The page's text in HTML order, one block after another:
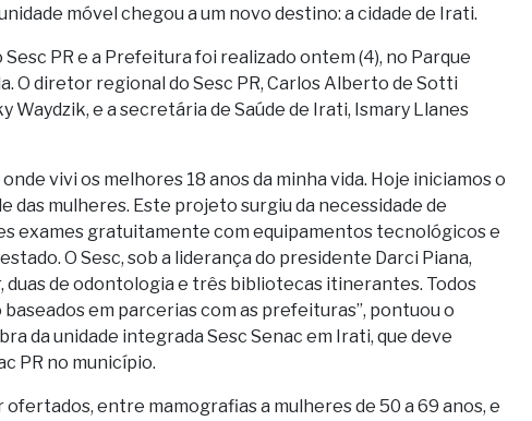
móvel chegou a um novo destino: a cidade de Irati.
PR e a Prefeitura foi realizado ontem (4), no Parque
O diretor regional do Sesc PR, Carlos Alberto de Sotti
Waydzik, e a secretária de Saúde de Irati, Ismary Llanes
vivi os melhores 18 anos da minha vida. Hoje iniciamos o
das mulheres. Este projeto surgiu da necessidade de
exames gratuitamente com equipamentos tecnológicos e
O Sesc, sob a liderança do presidente Darci Piana,
duas de odontologia e três bibliotecas itinerantes. Todos
em parcerias com as prefeituras”, pontuou o
da unidade integrada Sesc Senac em Irati, que deve
PR no município.
entre mamografias a mulheres de 50 a 69 anos, e